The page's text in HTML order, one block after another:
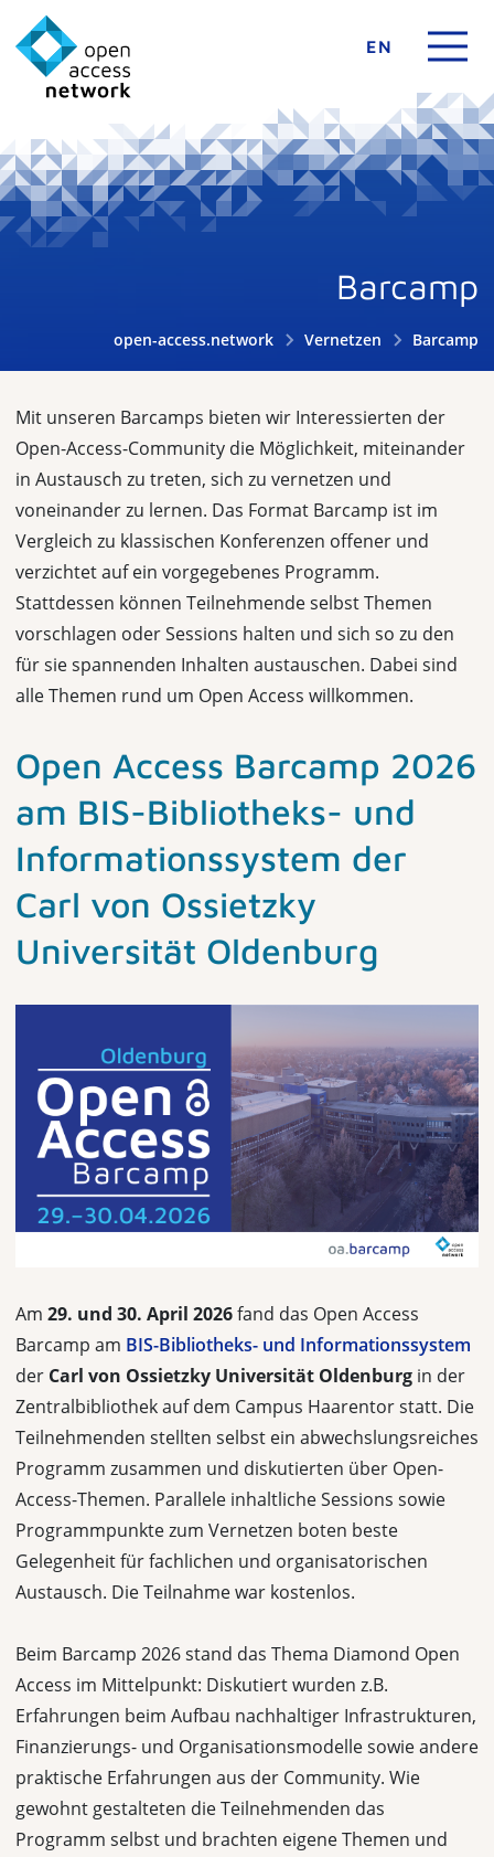
EN
Barcamp
open-access.network Vernetzen Barcamp
Mit unseren Barcamps bieten wir Interessierten der
Open-Access-Community die Möglichkeit, miteinander
in Austausch zu treten, sich zu vernetzen und
voneinander zu lernen. Das Format Barcamp ist im
Vergleich zu klassischen Konferenzen offener und
verzichtet auf ein vorgegebenes Programm.
Stattdessen können Teilnehmende selbst Themen
vorschlagen oder Sessions halten und sich so zu den
für sie spannenden Inhalten austauschen. Dabei sind
alle Themen rund um Open Access willkommen.
Open Access Barcamp 2026
am BIS-Bibliotheks- und
Informationssystem der
Carl von Ossietzky
Universität Oldenburg
Am 29. und 30. April 2026fand das Open Access
Barcamp am BIS-Bibliotheks- und Informationssystem
der Carl von Ossietzky Universität Oldenburg in der
Zentralbibliothek auf dem Campus Haarentor statt. Die
Teilnehmenden stellten selbst ein abwechslungsreiches
Programm zusammen und diskutierten über Open-
Access-Themen. Parallele inhaltliche Sessions sowie
Programmpunkte zum Vernetzen boten beste
Gelegenheit für fachlichen und organisatorischen
Austausch. Die Teilnahme war kostenlos.
Beim Barcamp 2026 stand das Thema Diamond Open
Access im Mittelpunkt: Diskutiert wurden z.B.
Erfahrungen beim Aufbau nachhaltiger Infrastrukturen,
Finanzierungs- und Organisationsmodelle sowie andere
praktische Erfahrungen aus der Community. Wie
gewohnt gestalteten die Teilnehmenden das
Programm selbst und brachten eigene Themen und